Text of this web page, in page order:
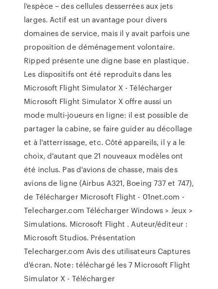
l’espèce – des cellules desserrées aux jets
larges. Actif est un avantage pour divers
domaines de service, mais il y avait parfois une
proposition de déménagement volontaire.
Ripped présente une digne base en plastique.
Les dispositifs ont été reproduits dans les
Microsoft Flight Simulator X - Télécharger
Microsoft Flight Simulator X offre aussi un
mode multi-joueurs en ligne: il est possible de
partager la cabine, se faire guider au décollage
et à l'atterrissage, etc. Côté appareils, il y a le
choix, d'autant que 21 nouveaux modèles ont
été inclus. Pas d'avions de chasse, mais des
avions de ligne (Airbus A321, Boeing 737 et 747),
de Télécharger Microsoft Flight - 01net.com -
Telecharger.com Télécharger Windows > Jeux >
Simulations. Microsoft Flight . Auteur/éditeur :
Microsoft Studios. Présentation
Telecharger.com Avis des utilisateurs Captures
d'écran. Note: téléchargé les 7 Microsoft Flight
Simulator X - Télécharger